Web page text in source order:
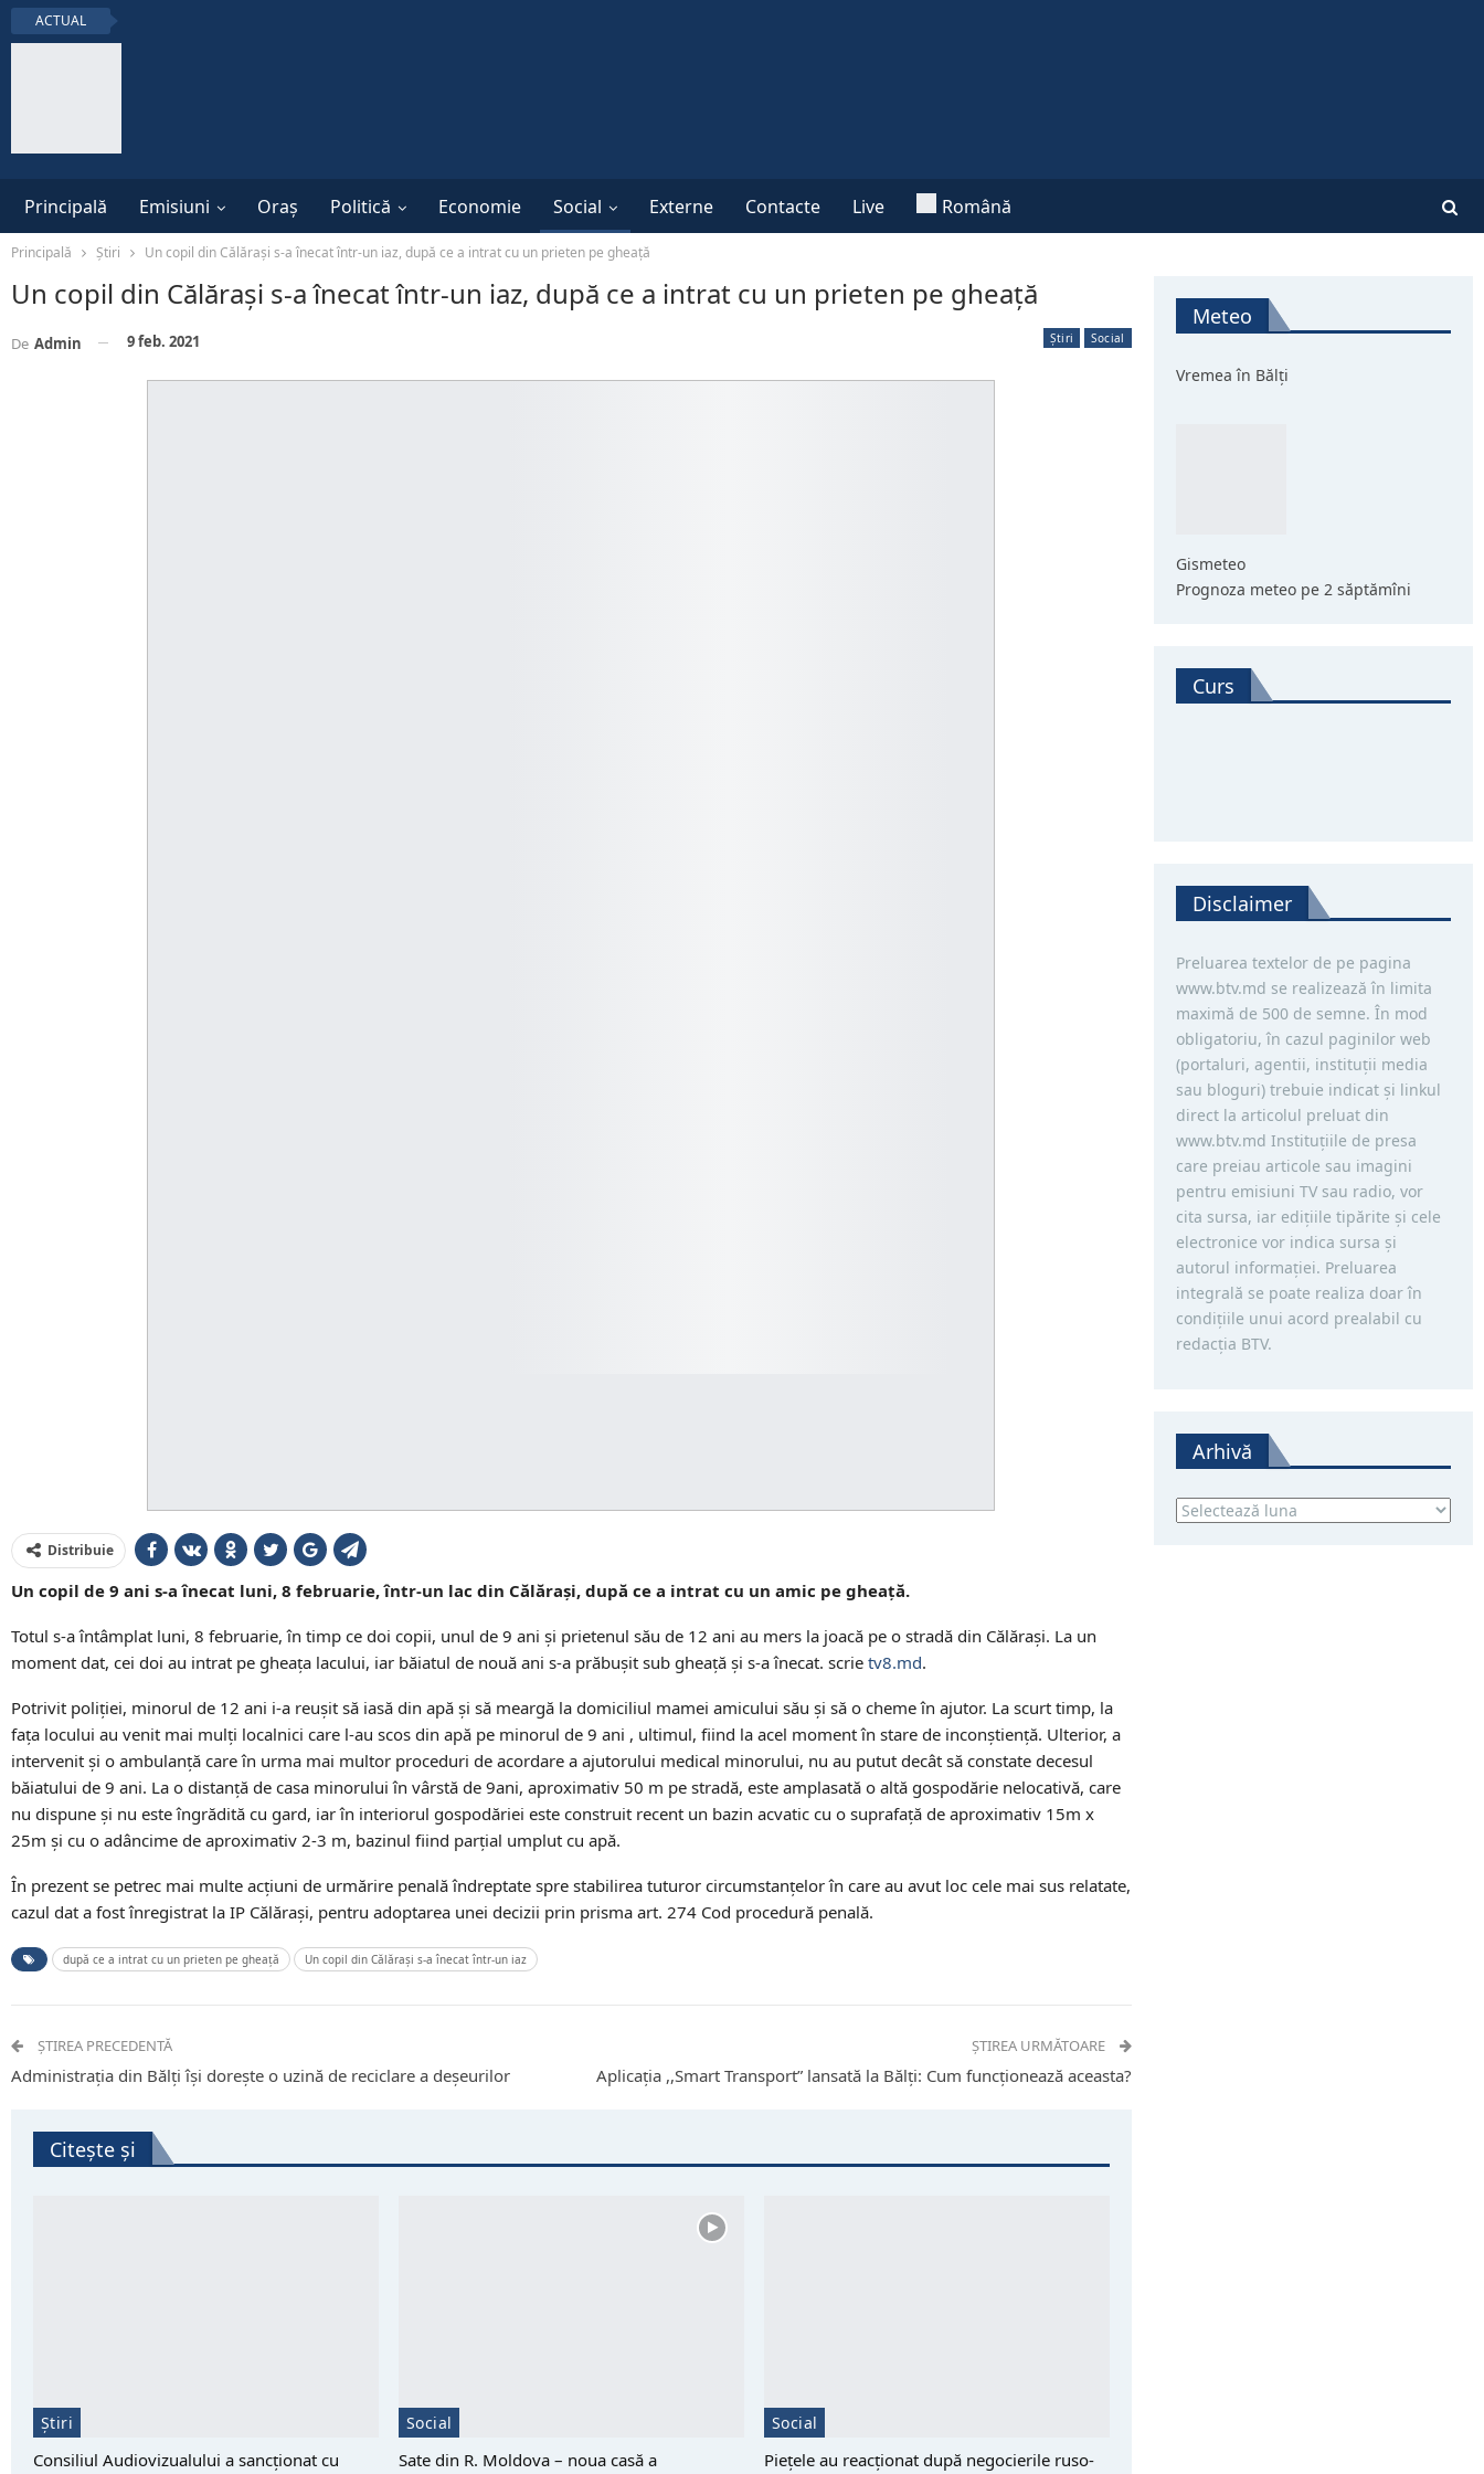
ACTUAL
Principală Emisiuni Oraș Politică Economie Social Externe Contacte Live Română
Principală Știri Un copil din Călărași s-a înecat într-un iaz, după ce a intrat cu un prieten pe gheață
Un copil din Călărași s-a înecat într-un iaz, după ce a intrat cu un prieten pe gheață
Știri Social
De Admin 9 feb. 2021
Distribuie
Un copil de 9 ani s-a înecat luni, 8 februarie, într-un lac din Călărași, după ce a intrat cu un amic pe gheață.
Totul s-a întâmplat luni, 8 februarie, în timp ce doi copii, unul de 9 ani și prietenul său de 12 ani au mers la joacă pe o stradă din Călărași. La un
moment dat, cei doi au intrat pe gheața lacului, iar băiatul de nouă ani s-a prăbușit sub gheață și s-a înecat. scrie tv8.md.
Potrivit poliției, minorul de 12 ani i-a reușit să iasă din apă și să meargă la domiciliul mamei amicului său și să o cheme în ajutor. La scurt timp, la
fața locului au venit mai mulți localnici care l-au scos din apă pe minorul de 9 ani , ultimul, fiind la acel moment în stare de inconștiență. Ulterior, a
intervenit și o ambulanță care în urma mai multor proceduri de acordare a ajutorului medical minorului, nu au putut decât să constate decesul
băiatului de 9 ani. La o distanță de casa minorului în vârstă de 9ani, aproximativ 50 m pe stradă, este amplasată o altă gospodărie nelocativă, care
nu dispune și nu este îngrădită cu gard, iar în interiorul gospodăriei este construit recent un bazin acvatic cu o suprafață de aproximativ 15m x
25m și cu o adâncime de aproximativ 2-3 m, bazinul fiind parțial umplut cu apă.
În prezent se petrec mai multe acțiuni de urmărire penală îndreptate spre stabilirea tuturor circumstanțelor în care au avut loc cele mai sus relatate,
cazul dat a fost înregistrat la IP Călărași, pentru adoptarea unei decizii prin prisma art. 274 Cod procedură penală.
după ce a intrat cu un prieten pe gheață Un copil din Călărași s-a înecat într-un iaz
ȘTIREA PRECEDENTĂ
Administrația din Bălți își dorește o uzină de reciclare a deșeurilor
ȘTIREA URMĂTOARE
Aplicația ,,Smart Transport” lansată la Bălți: Cum funcționează aceasta?
Citește și
Știri
Consiliul Audiovizualului a sancționat cu
Social
Sate din R. Moldova – noua casă a
Social
Piețele au reacționat după negocierile ruso-
Meteo
Vremea în Bălți
Gismeteo
Prognoza meteo pe 2 săptămîni
Curs
Disclaimer
Preluarea textelor de pe pagina
www.btv.md se realizează în limita
maximă de 500 de semne. În mod
obligatoriu, în cazul paginilor web
(portaluri, agentii, instituţii media
sau bloguri) trebuie indicat şi linkul
direct la articolul preluat din
www.btv.md Instituţiile de presa
care preiau articole sau imagini
pentru emisiuni TV sau radio, vor
cita sursa, iar ediţiile tipărite și cele
electronice vor indica sursa şi
autorul informaţiei. Preluarea
integrală se poate realiza doar în
condiţiile unui acord prealabil cu
redacţia BTV.
Arhivă
Arhivă